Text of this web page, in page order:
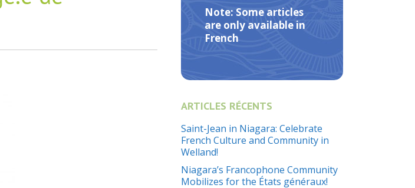
Note: Some articles
are only available in
French
ARTICLES RÉCENTS
Saint-Jean in Niagara: Celebrate
French Culture and Community in
Welland!
Niagara’s Francophone Community
Mobilizes for the États généraux!